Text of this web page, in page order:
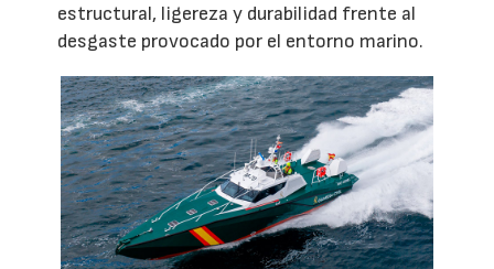
estructural, ligereza y durabilidad frente al
desgaste provocado por el entorno marino.